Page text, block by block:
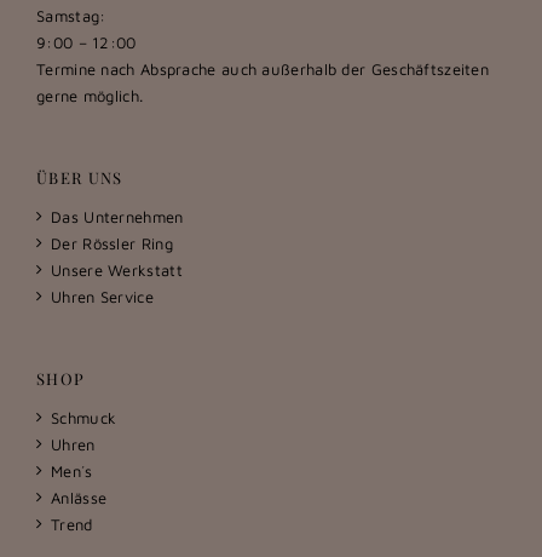
Samstag:
9:00 – 12:00
Termine nach Absprache auch außerhalb der Geschäftszeiten
gerne möglich.
ÜBER UNS
Das Unternehmen
Der Rössler Ring
Unsere Werkstatt
Uhren Service
SHOP
Schmuck
Uhren
Men´s
Anlässe
Trend